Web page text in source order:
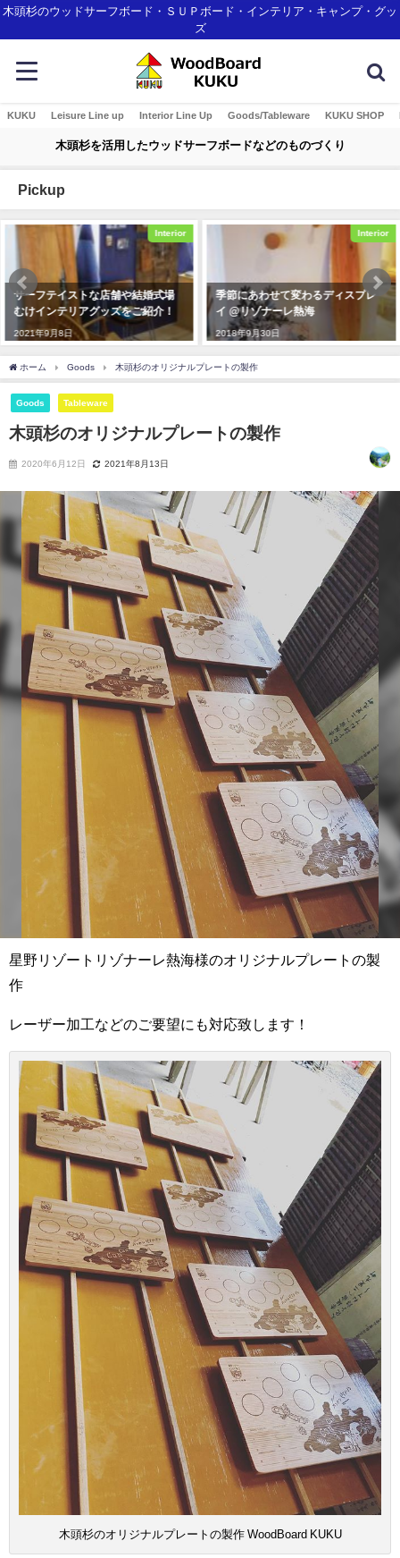
木頭杉のウッドサーフボード・ＳＵＰボード・インテリア・キャンプ・グッ
ズ
KUKU Leisure Line up Interior Line Up Goods/Tableware KUKU SHOP
木頭杉を活用したウッドサーフボードなどのものづくり
Pickup
結婚式場
ご紹介！
季節にあわせて変わるディスプレ
イ @リゾナーレ熱海
2018年9月30日
KUKU
2019年11月7日
ホーム Goods 木頭杉のオリジナルプレートの製作
Goods Tableware
木頭杉のオリジナルプレートの製作
2020年6月12日 2021年8月13日
星野リゾートリゾナーレ熱海様のオリジナルプレートの製
作
レーザー加工などのご要望にも対応致します！
木頭杉のオリジナルプレートの製作 WoodBoard KUKU